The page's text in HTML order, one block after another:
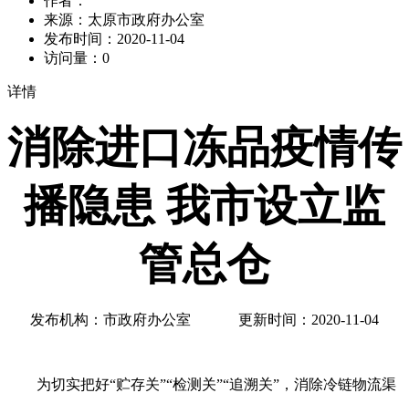
来源： 太原市政府办公室
发布时间： 2020-11-04
访问量： 0
详情
消除进口冻品疫情传
播隐患 我市设立监
管总仓
发布机构：市政府办公室 更新时间：2020-11-04
为切实把好“贮存关”“检测关”“追溯关”，消除冷链物流渠